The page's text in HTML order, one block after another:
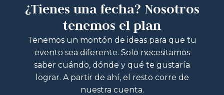
¿Tienes una fecha? Nosotros
tenemos el plan
Tenemos un montón de ideas para que tu
evento sea diferente. Solo necesitamos
saber cuándo, dónde y qué te gustaría
lograr. A partir de ahí, el resto corre de
nuestra cuenta.